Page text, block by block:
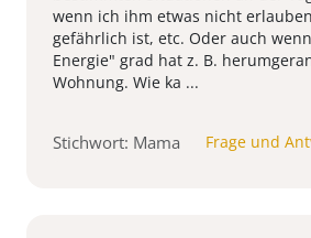
wenn ich ihm etwas nicht
gefährlich ist, etc. Oder auch
Energie" grad hat z. B.
Wohnung. Wie ka ...
Stichwort: Mama Frage und